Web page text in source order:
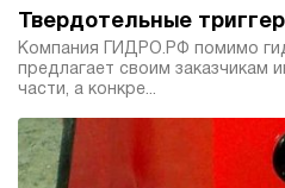
Твердотельные
Компания ГИДРО.РФ помимо
предлагает своим заказчикам
части, а конкре...